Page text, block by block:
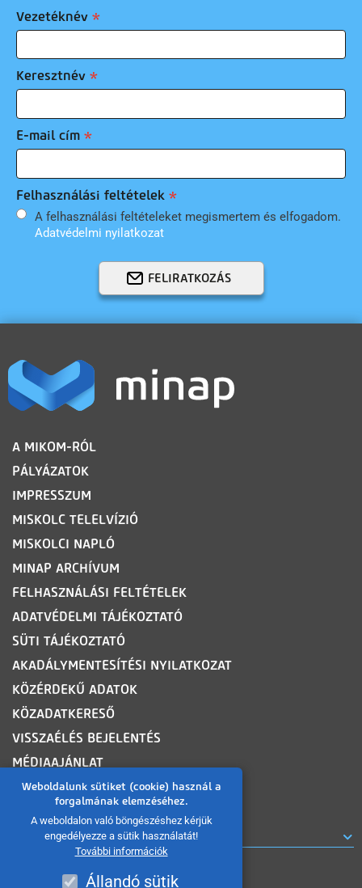
Weboldalunk sütiket (cookie) használ a
forgalmának elemzéséhez.
A weboldalon való böngészéshez kérjük
engedélyezze a sütik használatát!
További információk
Állandó sütik
Vezetéknév
Keresztnév
E-mail cím
Felhasználási feltételek
A felhasználási feltételeket megismertem és elfogadom.
Adatvédelmi nyilatkozat
FELIRATKOZÁS
LÁBLÉC
A MIKOM-RÓL
PÁLYÁZATOK
IMPRESSZUM
MISKOLC TELELVÍZIÓ
MISKOLCI NAPLÓ
MINAP ARCHÍVUM
FELHASZNÁLÁSI FELTÉTELEK
ADATVÉDELMI TÁJÉKOZTATÓ
SÜTI TÁJÉKOZTATÓ
AKADÁLYMENTESÍTÉSI NYILATKOZAT
KÖZÉRDEKŰ ADATOK
KÖZADATKERESŐ
VISSZAÉLÉS BEJELENTÉS
MÉDIAAJÁNLAT
OLDALTÉRKÉP
ROVATOK